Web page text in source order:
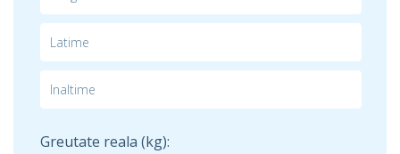
Greutate reala (kg):